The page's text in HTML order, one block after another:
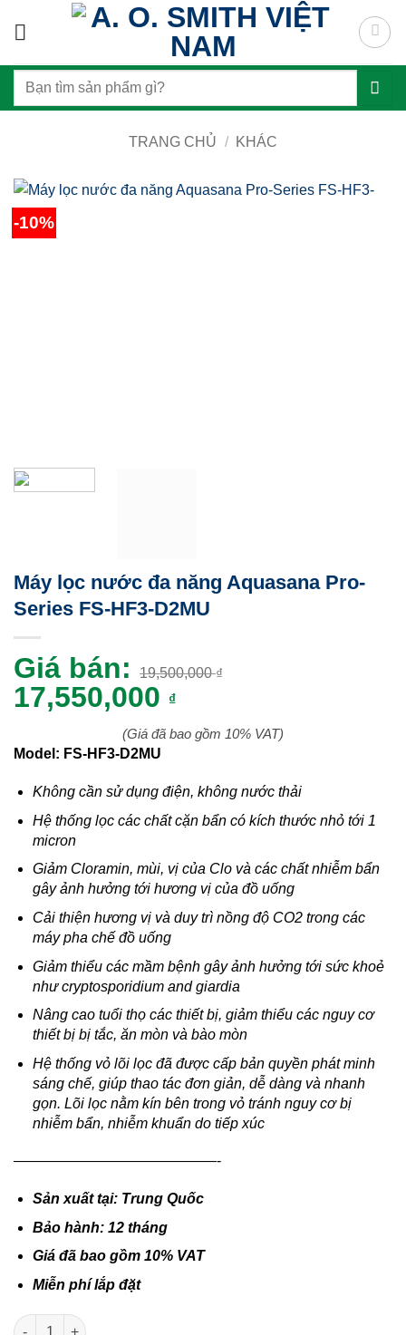
Tìm
TRANG CHỦ / KHÁC
-10%
Máy lọc nước đa năng Aquasana Pro-
Series FS-HF3-D2MU
Giá bán: 19,500,000₫
Giá
là:
19,500,000 ₫.
17,550,000 ₫Giá
hiện
là:
17,550,000 ₫.
(Giá đã bao gồm 10% VAT)
Model: FS-HF3-D2MU
Không cần sử dụng điện, không nước thải
Hệ thống lọc các chất cặn bẩn có kích thước nhỏ tới 1
micron
Giảm Cloramin, mùi, vị của Clo và các chất nhiễm bẩn
gây ảnh hưởng tới hương vị của đồ uống
Cải thiện hương vị và duy trì nồng độ CO2 trong các
máy pha chế đồ uống
Giảm thiểu các mầm bệnh gây ảnh hưởng tới sức khoẻ
như cryptosporidium and giardia
Nâng cao tuổi thọ các thiết bị, giảm thiểu các nguy cơ
thiết bị bị tắc, ăn mòn và bào mòn
Hệ thống vỏ lõi lọc đã được cấp bản quyền phát minh
sáng chế, giúp thao tác đơn giản, dễ dàng và nhanh
gọn. Lõi lọc nằm kín bên trong vỏ tránh nguy cơ bị
nhiễm bẩn, nhiễm khuẩn do tiếp xúc
——————————————-
Sản xuất tại: Trung Quốc
Bảo hành: 12 tháng
Giá đã bao gồm 10% VAT
Miễn phí lắp đặt
Số lượng